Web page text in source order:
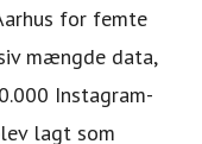
for femte
mængde data,
Instagram-
lagt som